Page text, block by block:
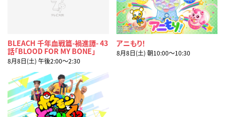
BLEACH 千年血戦篇-禍進譚- 43
話「BLOOD FOR MY BONE」
8月8日(土) 午後2:00〜2:30
アニもり！
8月8日(土) 朝10:00〜10:30